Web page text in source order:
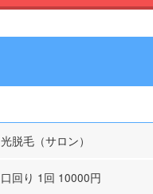
光脱毛（サロン）
口回り 1回 10000円